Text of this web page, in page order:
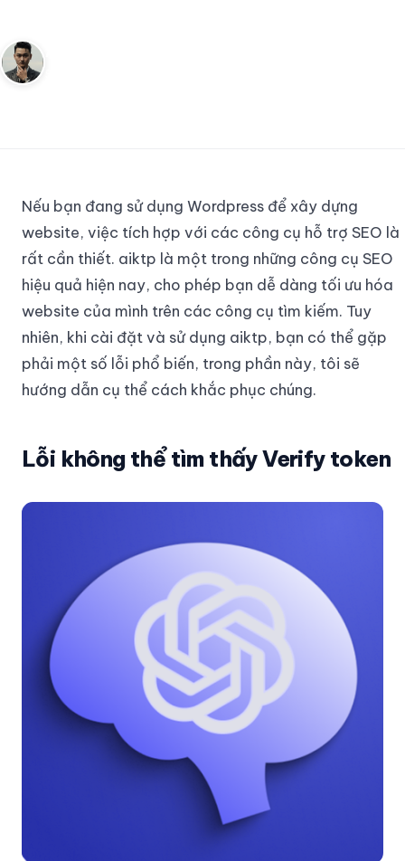
Nếu bạn đang sử dụng Wordpress để xây dựng
website, việc tích hợp với các công cụ hỗ trợ SEO là
rất cần thiết. aiktp là một trong những công cụ SEO
hiệu quả hiện nay, cho phép bạn dễ dàng tối ưu hóa
website của mình trên các công cụ tìm kiếm. Tuy
nhiên, khi cài đặt và sử dụng aiktp, bạn có thể gặp
phải một số lỗi phổ biến, trong phần này, tôi sẽ
hướng dẫn cụ thể cách khắc phục chúng.
Lỗi không thể tìm thấy Verify token